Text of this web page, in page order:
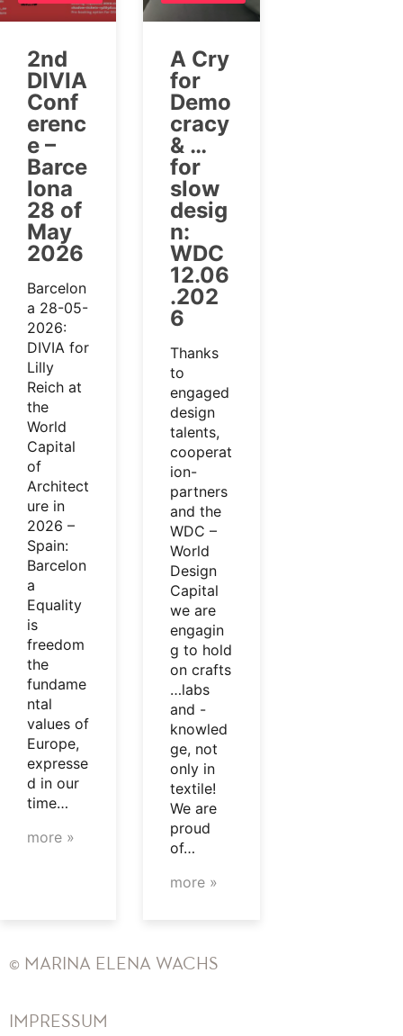
2nd
DIVIA
Conf
erenc
e –
Barce
lona
28 of
May
2026
Barcelon
a 28-05-
2026:
DIVIA for
Lilly
Reich at
the
World
Capital
of
Architect
ure in
2026 –
Spain:
Barcelon
a
Equality
is
freedom
the
fundame
ntal
values of
Europe,
expresse
d in our
time…
more »
A Cry
for
Demo
cracy
& …
for
slow
desig
n:
WDC
12.06
.202
6
Thanks
to
engaged
design
talents,
cooperat
ion-
partners
and the
WDC –
World
Design
Capital
we are
engagin
g to hold
on crafts
…labs
and -
knowled
ge, not
only in
textile!
We are
proud
of…
more »
© MARINA ELENA WACHS
IMPRESSUM